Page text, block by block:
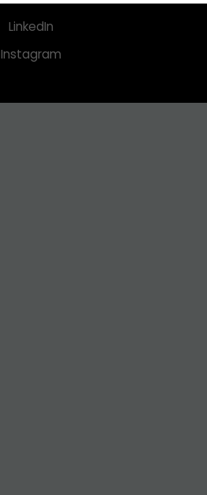
LinkedIn
Instagram